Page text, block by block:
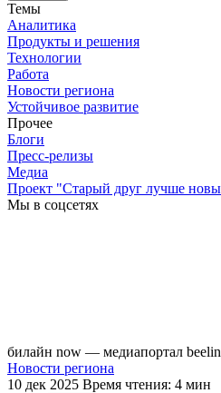
Темы
Аналитика
Продукты и решения
Технологии
Работа
Новости региона
Устойчивое развитие
Прочее
Блоги
Пресс-релизы
Медиа
Проект "Старый друг лучше
Мы в соцсетях
билайн now — медиапортал
Новости региона
10 дек 2025 Время чтения: 4 мин